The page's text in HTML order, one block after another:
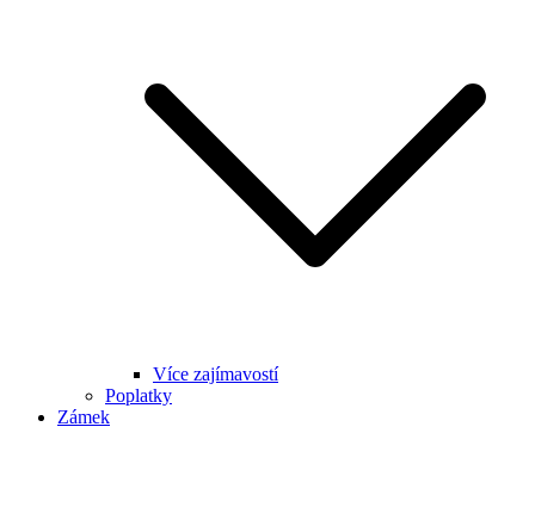
Více zajímavostí
Poplatky
Zámek